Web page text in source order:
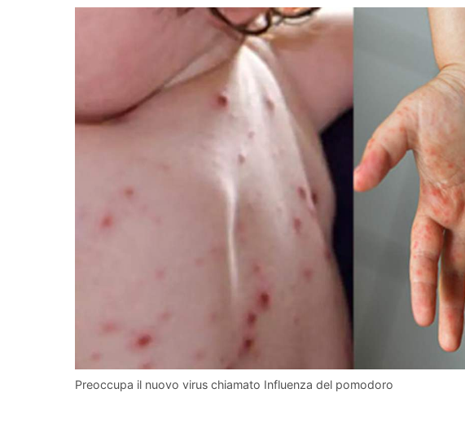
Preoccupa il nuovo virus chiamato Influenza del pomodoro